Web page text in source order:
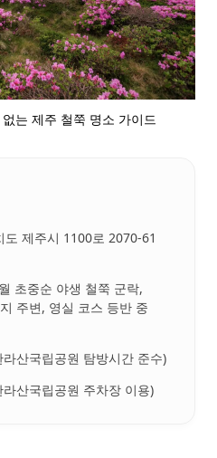
는 제주 철쭉 명소 가이드
도 제주시 1100로 2070-61
초중순 야생 철쭉 군락,
주변, 영실 코스 등반 중
라산국립공원 탐방시간 준수)
산국립공원 주차장 이용)